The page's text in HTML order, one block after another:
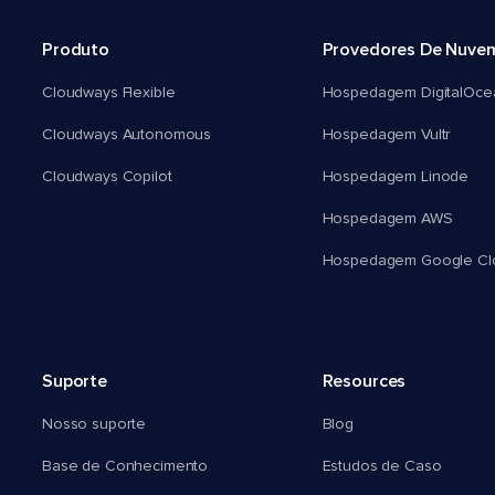
Produto
Cloudways Flexible
Cloudways Autonomous
Cloudways Copilot
Provedores De
Hospedagem
Hospedagem Vultr
Hospedagem Linode
Hospedagem AWS
Hospedagem Google
Suporte
Nosso suporte
Base de Conhecimento
Resources
Blog
Estudos de Caso